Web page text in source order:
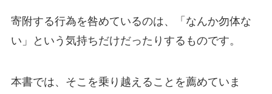
寄附する行為を咎めているのは、「なんか勿体な
い」という気持ちだけだったりするものです。
本書では、そこを乗り越えることを薦めていま